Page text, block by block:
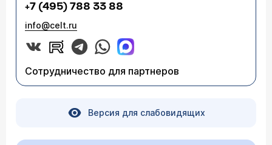
+7 (495) 788 33 88
info@celt.ru
Сотрудничество для партнеров
Версия для слабовидящих